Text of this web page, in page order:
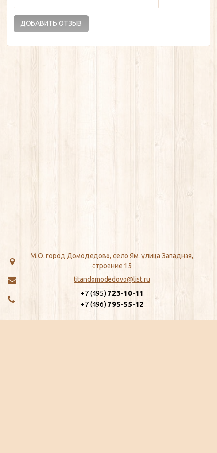
М.О. город Домодедово, село Ям, улица Западная,
строение 15
titandomodedovo@list.ru
+7 (495) 723-10-11
+7 (496) 795-55-12